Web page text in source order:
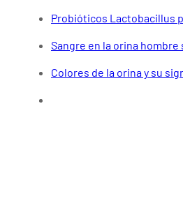
Probióticos Lactobacillus
Sangre en la orina hombre
Colores de la orina y su